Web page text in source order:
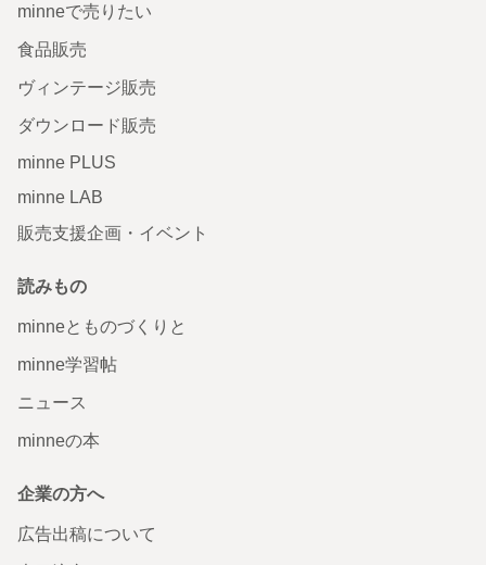
minneで売りたい
食品販売
ヴィンテージ販売
ダウンロード販売
minne PLUS
minne LAB
販売支援企画・イベント
読みもの
minneとものづくりと
minne学習帖
ニュース
minneの本
企業の方へ
広告出稿について